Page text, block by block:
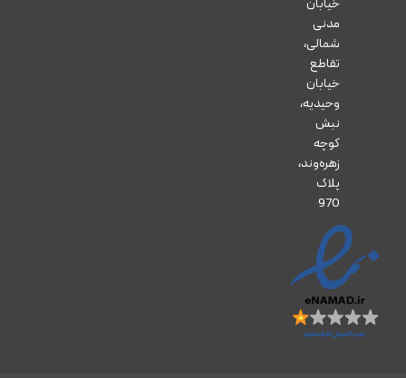
مدنی
شمالی،
تقاطع
خیابان
وحیدیه،
نبش
کوچه
زهره‌وند،
پلاک
970